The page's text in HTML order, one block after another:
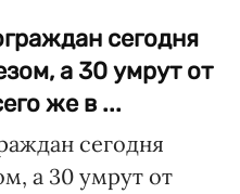
сегодня
а 30 умрут от
же в ...
сегодня
а 30 умрут от